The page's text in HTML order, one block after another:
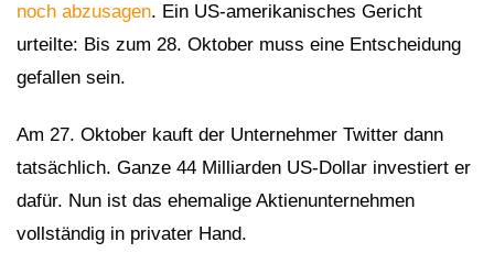
noch abzusagen. Ein US-amerikanisches Gericht
urteilte: Bis zum 28. Oktober muss eine Entscheidung
gefallen sein.
Am 27. Oktober kauft der Unternehmer Twitter dann
tatsächlich. Ganze 44 Milliarden US-Dollar investiert er
dafür. Nun ist das ehemalige Aktienunternehmen
vollständig in privater Hand.